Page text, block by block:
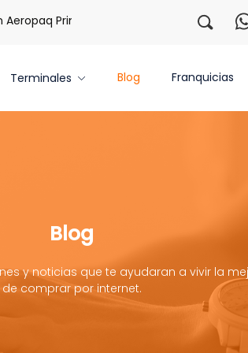
Prime ¡Regístrate con
Terminales Blog Franquicias
Blog
y noticias que te ayudaran a vivir la
de comprar por internet.